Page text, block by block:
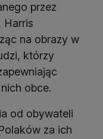
przez
Harris
na obrazy w
którzy
obce.
od obywateli
za ich